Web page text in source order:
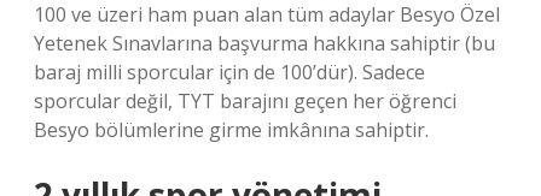
100 ve üzeri ham puan alan tüm adaylar Besyo Özel
Yetenek Sınavlarına başvurma hakkına sahiptir (bu
baraj milli sporcular için de 100’dür). Sadece
sporcular değil, TYT barajını geçen her öğrenci
Besyo bölümlerine girme imkânına sahiptir.